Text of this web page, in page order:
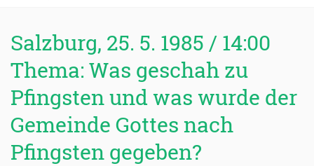
Salzburg, 25. 5. 1985 / 14:00
Thema: Was geschah zu
Pfingsten und was wurde der
Gemeinde Gottes nach
Pfingsten gegeben?